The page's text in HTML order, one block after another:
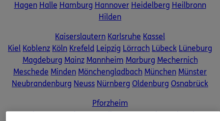
Schaden oder Leistungsfall melden
Bequem online oder telefonisch
Rechnung einreichen
Hagen Halle Hamburg Hannover Heidelberg Heilbronn
Hilden
Kaiserslautern Karlsruhe Kassel
Kiel Koblenz Köln Krefeld Leipzig Lörrach Lübeck Lüneburg
Magdeburg Mainz Mannheim Marburg Mechernich
Meschede Minden Mönchengladbach München Münster
Neubrandenburg Neuss Nürnberg Oldenburg Osnabrück
Pforzheim